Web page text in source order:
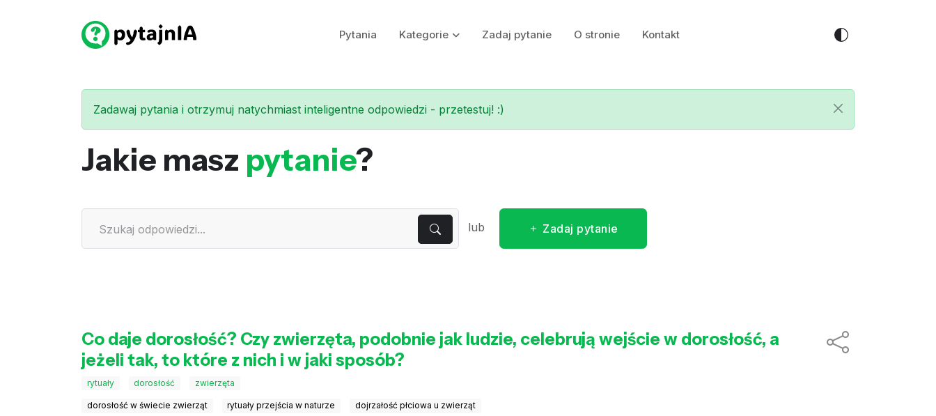
Pytania Kategorie Zadaj pytanie O stronie Kontakt
Zadawaj pytania i otrzymuj natychmiast inteligentne odpowiedzi - przetestuj! :)
Jakie masz pytanie?
lub Zadaj pytanie
Co daje dorosłość? Czy zwierzęta, podobnie jak ludzie, celebrują wejście w dorosłość, a
jeżeli tak, to które z nich i w jaki sposób?
rytuały dorosłość zwierzęta
dorosłość w świecie zwierząt rytuały przejścia w naturze dojrzałość płciowa u zwierząt